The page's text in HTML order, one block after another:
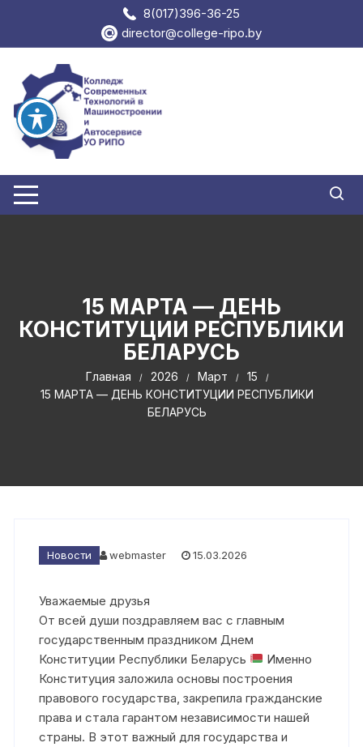
содержимому
8(017)396-36-25
director@college-ripo.by
15 МАРТА — ДЕНЬ
КОНСТИТУЦИИ РЕСПУБЛИКИ
БЕЛАРУСЬ
Главная 2026 Март
15
15 МАРТА — ДЕНЬ КОНСТИТУЦИИ РЕСПУБЛИКИ
БЕЛАРУСЬ
Новости webmaster 15.03.2026
Уважаемые друзья
От всей души поздравляем вас с главным
государственным праздником Днем
Конституции Республики Беларусь
Именно
Конституция заложила основы построения
правового государства, закрепила гражданские
права и стала гарантом независимости нашей
страны. В этот важный для государства и